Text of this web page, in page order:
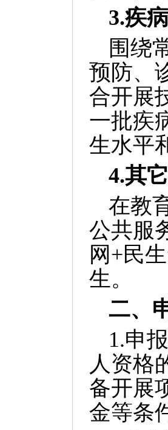
3.疾
围绕
预防、
合开展
一批疾
生水平
4.其
在教
公共服
网+民
生。
二、
1.申
人资格
备开展
金等条